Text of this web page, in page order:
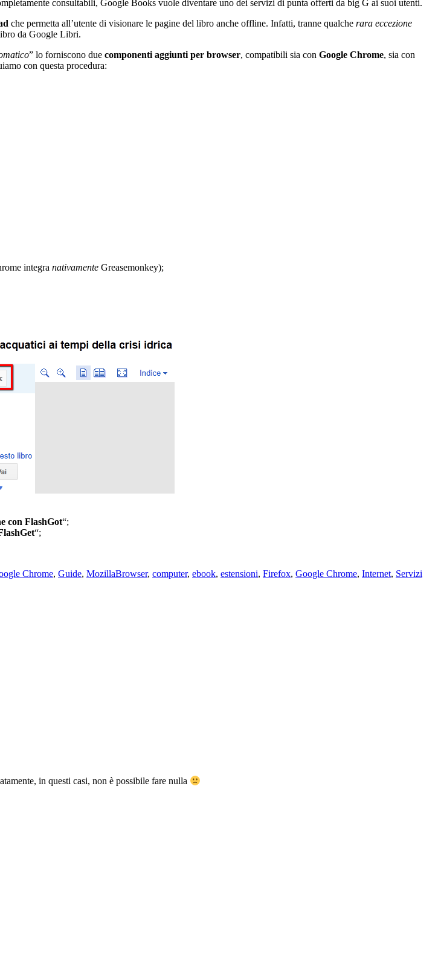
consultabili, Google Books vuole diventare uno dei servizi di punta offerti da big G ai suoi utenti.
che permetta all’utente di visionare le pagine del libro anche offline. Infatti, tranne qualche rara eccezione
da Google Libri.
” lo forniscono due componenti aggiunti per browser, compatibili sia con Google Chrome, sia con
con questa procedura:
integra nativamente Greasemonkey);
con FlashGot“;
“;
Chrome, Guide, MozillaTag
Browser, computer, ebook, estensioni, Firefox, Google Chrome, Internet, Servizi
in questi casi, non è possibile fare nulla